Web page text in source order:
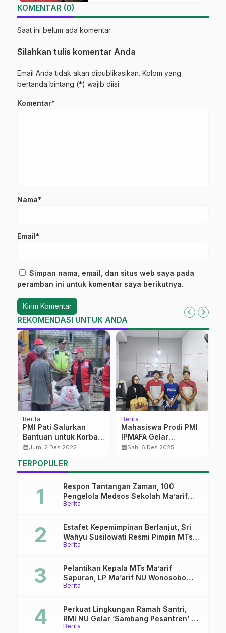
KOMENTAR (0)
Saat ini belum ada komentar
Silahkan tulis komentar Anda
Email Anda tidak akan dipublikasikan. Kolom yang
bertanda bintang (*) wajib diisi
Komentar*
Nama*
Email*
Simpan nama, email, dan situs web saya pada
peramban ini untuk komentar saya berikutnya.
REKOMENDASI UNTUK ANDA
Berita
PMI Pati Salurkan
Bantuan untuk Korban
Banjir Bandang di
calendar_monthJum, 2 Des 2022
Berita
Mahasiswa Prodi PMI
IPMAFA Gelar
Penggalangan
Sumatera
calendar_monthSab, 6 Des 2025
TERPOPULER
Berita
Respon Tantangan Zaman, 100
Pengelola Medsos Sekolah Ma’arif
Pekalongan Ikuti Pelatihan Literasi
Berita
Estafet Kepemimpinan Berlanjut, Sri
Wahyu Susilowati Resmi Pimpin MTs
Ma’arif Sapuran
Berita
Pelantikan Kepala MTs Ma’arif
Sapuran, LP Ma’arif NU Wonosobo
Tekankan Lima Amanah
Berita
Perkuat Lingkungan Ramah Santri,
RMI NU Gelar ‘Sambang Pesantren’ di
Pati